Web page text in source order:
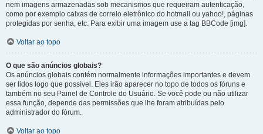
nem imagens armazenadas sob mecanismos que requeiram autenticação,
como por exemplo caixas de correio eletrônico do hotmail ou yahoo!, páginas
protegidas por senha, etc. Para exibir uma imagem use a tag BBCode [img].
Voltar ao topo
O que são anúncios globais?
Os anúncios globais contém normalmente informações importantes e devem
ser lidos logo que possível. Eles irão aparecer no topo de todos os fóruns e
também no seu Painel de Controle do Usuário. Se você pode ou não utilizar
essa função, depende das permissões que lhe foram atribuídas pelo
administrador do fórum.
Voltar ao topo